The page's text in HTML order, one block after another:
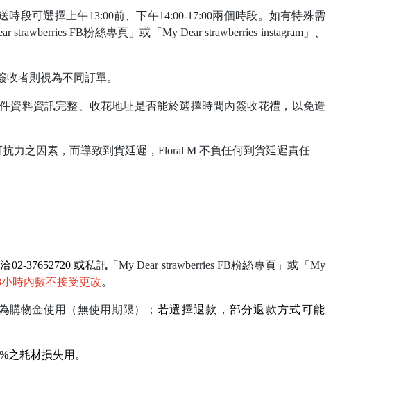
時段可選擇上午13:00前 、下午14:00-17:00兩個時段。如有特殊需
strawberries FB粉絲專頁」或「My Dear strawberries instagram」
者則視為不同訂單。
資料資訊完整 、收花地址是否能於選擇時間內簽收花禮，以免造
力之因素，而導致到貨延遲， Floral M 不負任何到貨延遲責任
02-37652720 或私訊「My Dear strawberries FB粉絲專頁」或「My
小時內數不接受更改。
購物金使用（無使用期限）
；若選擇退款，部分退款方式可能
之耗材損失用。